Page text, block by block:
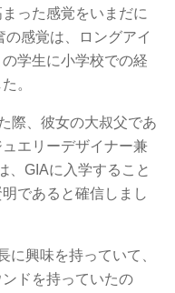
った感覚をいまだに
感覚は、ロングアイ
学生に小学校での経
。
際、彼女の大叔父であ
エリーデザイナー兼
、GIAに入学すること
であると確信しまし
に興味を持っていて、
ドを持っていたの